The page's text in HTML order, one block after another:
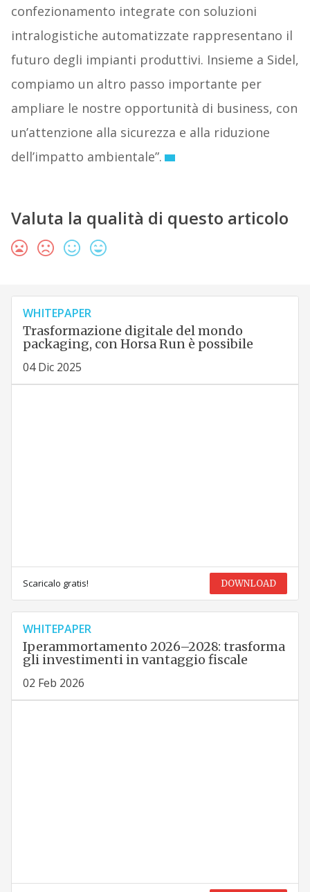
confezionamento integrate con soluzioni
intralogistiche automatizzate rappresentano il
futuro degli impianti produttivi. Insieme a Sidel,
compiamo un altro passo importante per
ampliare le nostre opportunità di business, con
un’attenzione alla sicurezza e alla riduzione
dell’impatto ambientale”.
Valuta la qualità di questo articolo
WHITEPAPER
Trasformazione digitale del mondo
packaging, con Horsa Run è possibile
04 Dic 2025
Scaricalo gratis! DOWNLOAD
WHITEPAPER
Iperammortamento 2026–2028: trasforma
gli investimenti in vantaggio fiscale
02 Feb 2026